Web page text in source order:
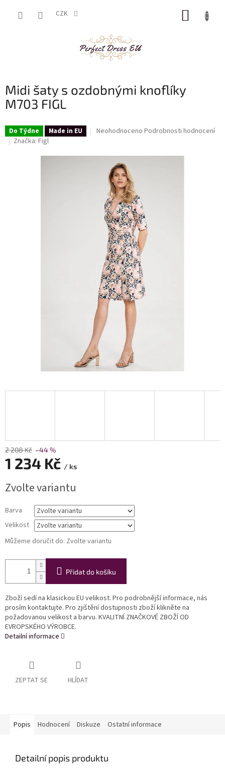
CZK
Midi šaty s ozdobnými knoflíky
M703 FIGL
Do Týdne Made in EU
Průměrné
je
hvězdiček.
Neohodnoceno Podrobnosti hodnocení
Značka: Figl
2 208 Kč –44 %
1 234 Kč / ks
cena:
Zvolte variantu
Barva
Velikost
Můžeme doručit do: Zvolte variantu
Přidat do košíku
Zboží sedí na klasickou EU velikost. Pro podrobnější informace, nás
prosím kontaktujte. Pro zjištění dostupnosti zboží klikněte na
požadovanou velikost a barvu. KVALITNÍ ZNAČKOVÉ ZBOŽÍ OD
EVROPSKÉHO VÝROBCE.
Detailní informace
ZEPTAT SE HLÍDAT
Popis Hodnocení Diskuze Ostatní informace
Detailní popis produktu